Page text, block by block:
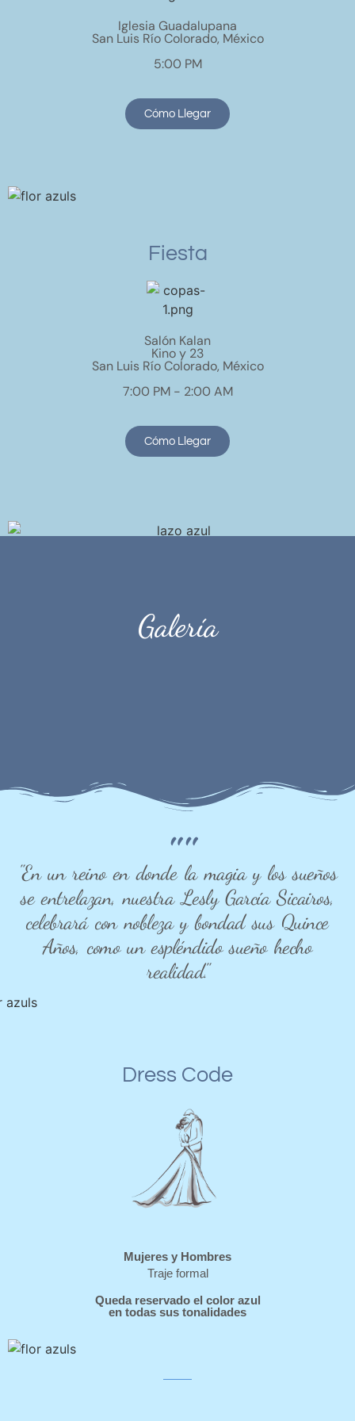
Iglesia Guadalupana
San Luis Río Colorado, México
5:00 PM
Cómo Llegar
Fiesta
Salón Kalan
Kino y 23
San Luis Río Colorado, México
7:00 PM - 2:00 AM
Cómo Llegar
Galería
""
"En un reino en donde la magia y los sueños
se entrelazan, nuestra Lesly García Sicairos,
celebrará con nobleza y bondad sus Quince
Años, como un espléndido sueño hecho
realidad."
Dress Code
Mujeres y Hombres
Traje formal
Queda reservado el color azul
en todas sus tonalidades